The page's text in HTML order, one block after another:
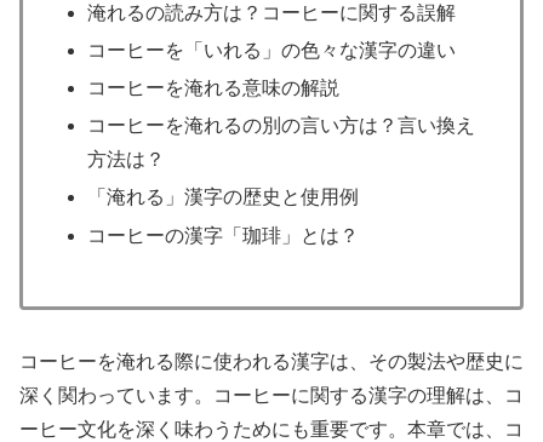
淹れるの読み方は？コーヒーに関する誤解
コーヒーを「いれる」の色々な漢字の違い
コーヒーを淹れる意味の解説
コーヒーを淹れるの別の言い方は？言い換え
方法は？
「淹れる」漢字の歴史と使用例
コーヒーの漢字「珈琲」とは？
コーヒーを淹れる際に使われる漢字は、その製法や歴史に
深く関わっています。コーヒーに関する漢字の理解は、コ
ーヒー文化を深く味わうためにも重要です。本章では、コ